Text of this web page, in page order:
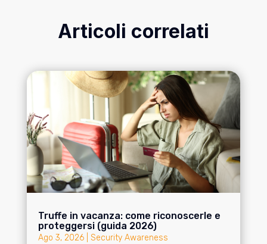
Articoli correlati
Truffe in vacanza: come riconoscerle e
proteggersi (guida 2026)
Ago 3, 2026| Security Awareness